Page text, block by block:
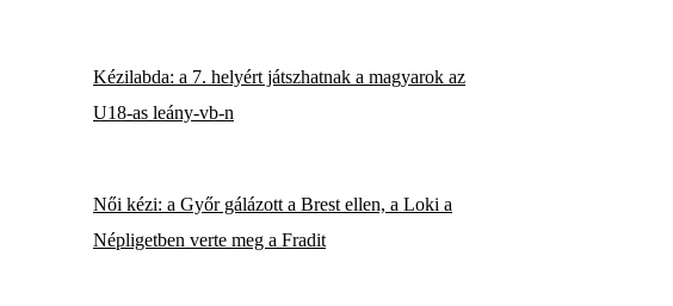
Kézilabda: a 7. helyért játszhatnak a magyarok az
U18-as leány-vb-n
Női kézi: a Győr gálázott a Brest ellen, a Loki a
Népligetben verte meg a Fradit